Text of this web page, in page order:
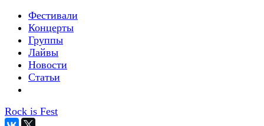
Фестивали
Концерты
Группы
Лайвы
Новости
Статьи
Rock is Fest